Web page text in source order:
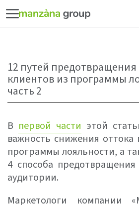
12 путей предотвращения
клиентов из программы
часть 2
В первой части этой
важность снижения оттока
программы лояльности, а
4 способа
аудитории.
Маркетологи компании